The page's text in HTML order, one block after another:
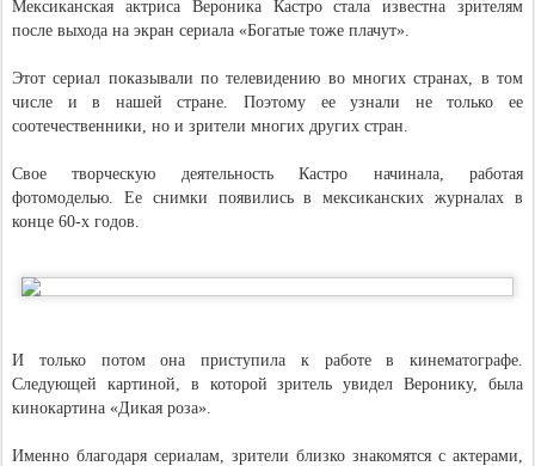
Мексиканская актриса Вероника Кастро стала известна зрителям
после выхода на экран сериала «Богатые тоже плачут».
Этот сериал показывали по телевидению во многих странах, в том
числе и в нашей стране. Поэтому ее узнали не только ее
соотечественники, но и зрители многих других стран.
Свое творческую деятельность Кастро начинала, работая
фотомоделью. Ее снимки появились в мексиканских журналах в
конце 60-х годов.
И только потом она приступила к работе в кинематографе.
Следующей картиной, в которой зритель увидел Веронику, была
кинокартина «Дикая роза».
Именно благодаря сериалам, зрители близко знакомятся с актерами,